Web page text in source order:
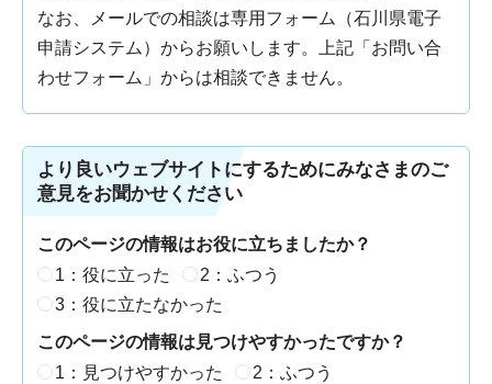
なお、メールでの相談は専用フォーム（石川県電子
申請システム）からお願いします。上記「お問い合
わせフォーム」からは相談できません。
より良いウェブサイトにするためにみなさまのご
意見をお聞かせください
このページの情報はお役に立ちましたか？
1：役に立った
2：ふつう
3：役に立たなかった
このページの情報は見つけやすかったですか？
1：見つけやすかった
2：ふつう